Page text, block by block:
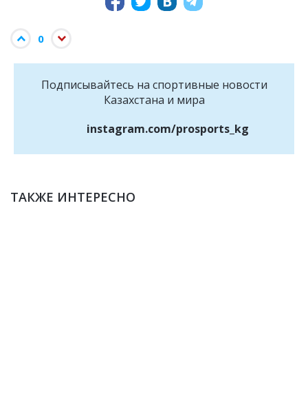
0
Подписывайтесь на cпортивные новости
Казахстана и мира
instagram.com/prosports_kg
ТАКЖЕ ИНТЕРЕСНО